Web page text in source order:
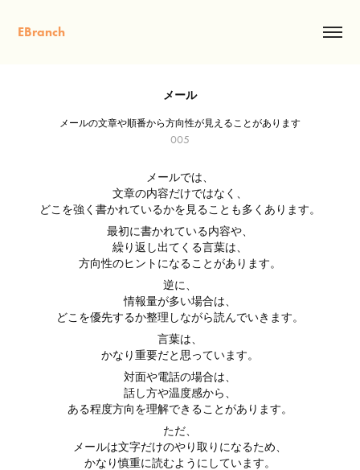
EBranch
メール
メールの文章や順番から方向性が見えることがあります
005
メールでは、
文章の内容だけではなく、
どこを強く書かれているかを見ることも多くあります。
最初に書かれている内容や、
繰り返し出てくる言葉は、
方向性のヒントになることがあります。
逆に、
情報量が多い場合は、
どこを優先するか整理しながら読んでいきます。
言葉は、
かなり重要だと思っています。
対面や電話の場合は、
話し方や温度感から、
ある程度方向を理解できることがあります。
ただ、
メールは文字だけのやり取りになるため、
かなり慎重に読むようにしています。